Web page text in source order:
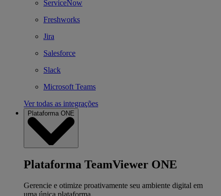
ServiceNow
Freshworks
Jira
Salesforce
Slack
Microsoft Teams
Ver todas as integrações
Plataforma ONE
Plataforma TeamViewer ONE
Gerencie e otimize proativamente seu ambiente digital em